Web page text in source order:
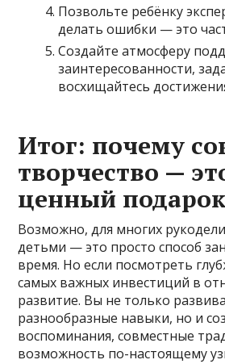
Позвольте ребёнку
делать ошибки — это
Создайте атмосферу
заинтересованности,
восхищайтесь
Итог: почему
творчество —
ценный подарок
Возможно, для многих
детьми — это просто способ
время. Но если посмотреть
самых важных инвестиций в
развитие. Вы не только
разнообразные навыки, но и
воспоминания, совместные
возможность по-настоящему